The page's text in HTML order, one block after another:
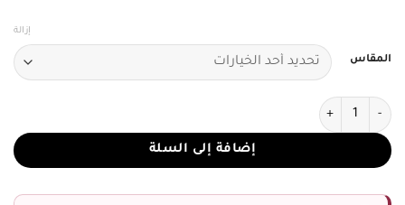
المقاس
إزالة
كمية فستان سهرة لون فوشيا
إضافة إلى السلة